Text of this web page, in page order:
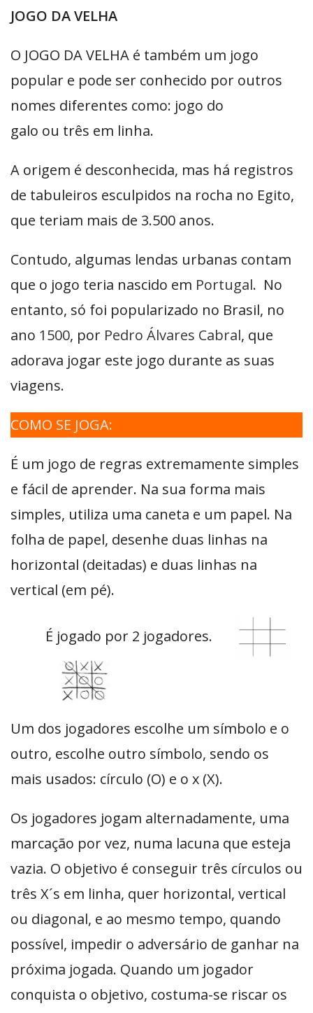
JOGO DA VELHA
O JOGO DA VELHA é também um jogo
popular e pode ser conhecido por outros
nomes diferentes como: jogo do
galo ou três em linha.
A origem é desconhecida, mas há registros
de tabuleiros esculpidos na rocha no Egito,
que teriam mais de 3.500 anos.
Contudo, algumas lendas urbanas contam
que o jogo teria nascido em Portugal. No
entanto, só foi popularizado no Brasil, no
ano 1500, por Pedro Álvares Cabral, que
adorava jogar este jogo durante as suas
viagens.
COMO SE JOGA:
É um jogo de regras extremamente simples
e fácil de aprender. Na sua forma mais
simples, utiliza uma caneta e um papel. Na
folha de papel, desenhe duas linhas na
horizontal (deitadas) e duas linhas na
vertical (em pé).
É jogado por 2 jogadores.
Um dos jogadores escolhe um símbolo e o
outro, escolhe outro símbolo, sendo os
mais usados: círculo (O) e o x (X).
Os jogadores jogam alternadamente, uma
marcação por vez, numa lacuna que esteja
vazia. O objetivo é conseguir três círculos ou
três X´s em linha, quer horizontal, vertical
ou diagonal, e ao mesmo tempo, quando
possível, impedir o adversário de ganhar na
próxima jogada. Quando um jogador
conquista o objetivo, costuma-se riscar os